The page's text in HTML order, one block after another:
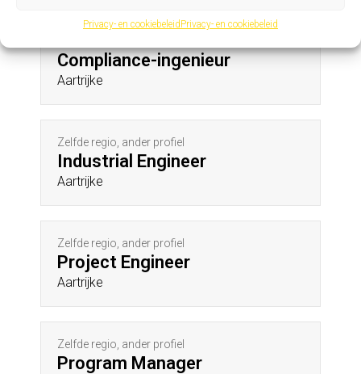
Privacy- en cookiebeleidPrivacy- en cookiebeleid
Compliance-ingenieur
Aartrijke
Zelfde regio, ander profiel
Industrial Engineer
Aartrijke
Zelfde regio, ander profiel
Project Engineer
Aartrijke
Zelfde regio, ander profiel
Program Manager